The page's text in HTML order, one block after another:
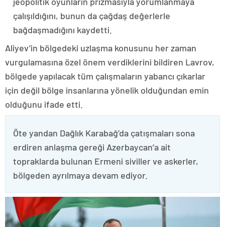
çalışıldığını, bunun da çağdaş değerlerle
bağdaşmadığını kaydetti.
Aliyev’in bölgedeki uzlaşma konusunu her zaman
vurgulamasına özel önem verdiklerini bildiren Lavrov,
bölgede yapılacak tüm çalışmaların yabancı çıkarlar
için değil bölge insanlarına yönelik olduğundan emin
olduğunu ifade etti.
Öte yandan Dağlık Karabağ’da çatışmaları sona
erdiren anlaşma gereği Azerbaycan’a ait
topraklarda bulunan Ermeni siviller ve askerler,
bölgeden ayrılmaya devam ediyor.